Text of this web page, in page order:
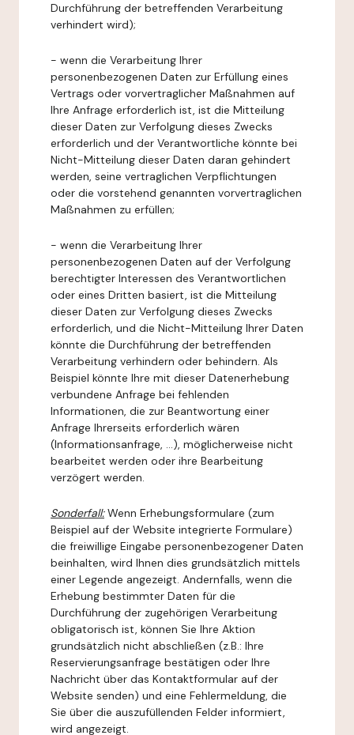
Durchführung der betreffenden Verarbeitung
verhindert wird);
- wenn die Verarbeitung Ihrer
personenbezogenen Daten zur Erfüllung eines
Vertrags oder vorvertraglicher Maßnahmen auf
Ihre Anfrage erforderlich ist, ist die Mitteilung
dieser Daten zur Verfolgung dieses Zwecks
erforderlich und der Verantwortliche könnte bei
Nicht-Mitteilung dieser Daten daran gehindert
werden, seine vertraglichen Verpflichtungen
oder die vorstehend genannten vorvertraglichen
Maßnahmen zu erfüllen;
- wenn die Verarbeitung Ihrer
personenbezogenen Daten auf der Verfolgung
berechtigter Interessen des Verantwortlichen
oder eines Dritten basiert, ist die Mitteilung
dieser Daten zur Verfolgung dieses Zwecks
erforderlich, und die Nicht-Mitteilung Ihrer Daten
könnte die Durchführung der betreffenden
Verarbeitung verhindern oder behindern. Als
Beispiel könnte Ihre mit dieser Datenerhebung
verbundene Anfrage bei fehlenden
Informationen, die zur Beantwortung einer
Anfrage Ihrerseits erforderlich wären
(Informationsanfrage, ...), möglicherweise nicht
bearbeitet werden oder ihre Bearbeitung
verzögert werden.
Sonderfall:Wenn Erhebungsformulare (zum
Beispiel auf der Website integrierte Formulare)
die freiwillige Eingabe personenbezogener Daten
beinhalten, wird Ihnen dies grundsätzlich mittels
einer Legende angezeigt. Andernfalls, wenn die
Erhebung bestimmter Daten für die
Durchführung der zugehörigen Verarbeitung
obligatorisch ist, können Sie Ihre Aktion
grundsätzlich nicht abschließen (z.B.: Ihre
Reservierungsanfrage bestätigen oder Ihre
Nachricht über das Kontaktformular auf der
Website senden) und eine Fehlermeldung, die
Sie über die auszufüllenden Felder informiert,
wird angezeigt.